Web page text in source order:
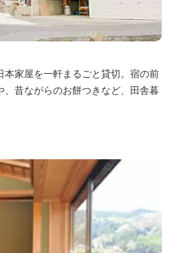
家屋を一軒まるごと貸切。宿の前
昔ながらのお餅つきなど、田舎暮